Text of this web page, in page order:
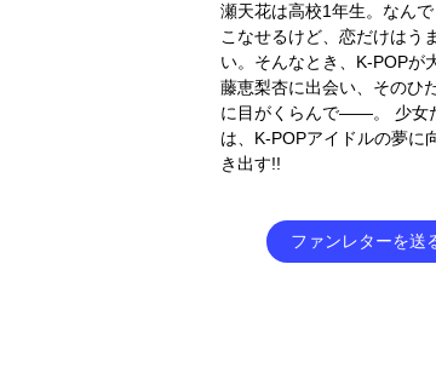
瀬天花は高校1年生。なん
こなせるけど、恋だけはう
い。そんなとき、K-POPが
藤恵梨杏に出会い、そのひ
に目がくらんで――。 少女
は、K-POPアイドルの夢に
き出す!!
ファンレターを送